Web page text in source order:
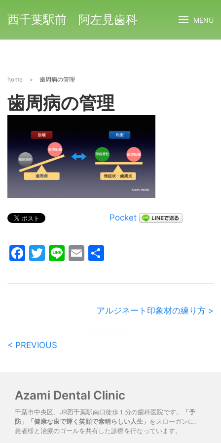
西千葉駅前 阿左見歯科 MENU
home > 歯周病の管理
歯周病の管理
Pocket
Facebook
Twitter
LineEmail
アルジネート印象材の練り方 >
< PREVIOUS
Azami Dental Clinic
千葉市中央区、JR西千葉駅南口徒歩１分の歯科医院です。
「予
防」「健康な歯で輝く笑顔で素晴らしい人生」 をスローガンに、
患者様と治療のゴールを共有した診療を行なっています。